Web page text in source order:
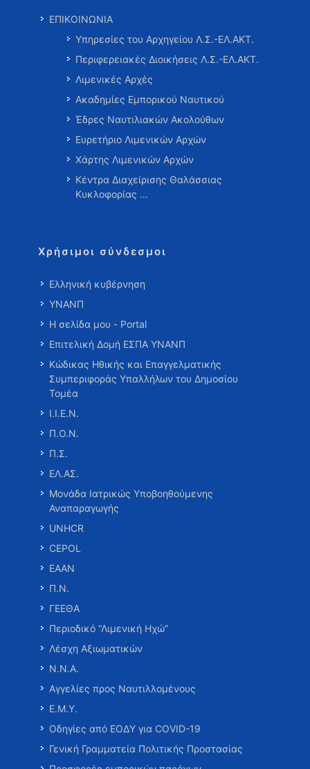
ΕΠΙΚΟΙΝΩΝΙΑ
Υπηρεσίες του Αρχηγείου Λ.Σ.-ΕΛ.ΑΚΤ.
Περιφερειακές Διοικήσεις Λ.Σ.-ΕΛ.ΑΚΤ.
Λιμενικές Αρχές
Ακαδημίες Εμπορικού Ναυτικού
Έδρες Ναυτιλιακών Ακολούθων
Ευρετήριο Λιμενικών Αρχών
Χάρτης Λιμενικών Αρχών
Κέντρα Διαχείρισης Θαλάσσιας
Κυκλοφορίας …
Χρήσιμοι σύνδεσμοι
Ελληνική κυβέρνηση
ΥΝΑΝΠ
Η σελίδα μου - Portal
Επιτελική Δομή ΕΣΠΑ ΥΝΑΝΠ
Κώδικας Ηθικής και Επαγγελματικής
Συμπεριφοράς Υπαλλήλων του Δημοσίου
Τομέα
Ι.Ι.Ε.Ν.
Π.Ο.Ν.
Π.Σ.
ΕΛ.ΑΣ.
Μονάδα Ιατρικώς Υποβοηθούμενης
Αναπαραγωγής
UNHCR
CEPOL
ΕΑΑΝ
Π.Ν.
ΓΕΕΘΑ
Περιοδικό “Λιμενική Ηχώ”
Λέσχη Αξιωματικών
Ν.Ν.Α.
Αγγελίες προς Ναυτιλλομένους
Ε.Μ.Υ.
Οδηγίες από ΕΟΔΥ για COVID-19
Γενική Γραμματεία Πολιτικής Προστασίας